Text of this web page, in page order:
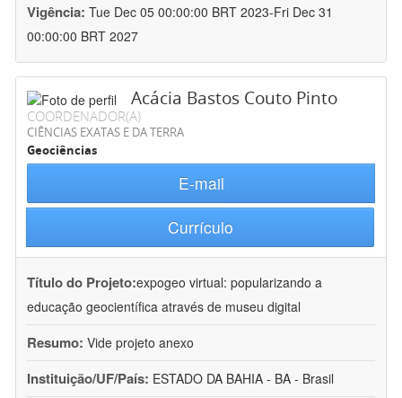
Vigência: Tue Dec 05 00:00:00 BRT 2023-Fri Dec 31
00:00:00 BRT 2027
Acácia Bastos Couto Pinto
COORDENADOR(A)
CIÊNCIAS EXATAS E DA TERRA
Geociências
E-mail
Currículo
Título do Projeto:expogeo virtual: popularizando a
educação geocientífica através de museu digital
Resumo: Vide projeto anexo
Instituição/UF/País: ESTADO DA BAHIA - BA - Brasil